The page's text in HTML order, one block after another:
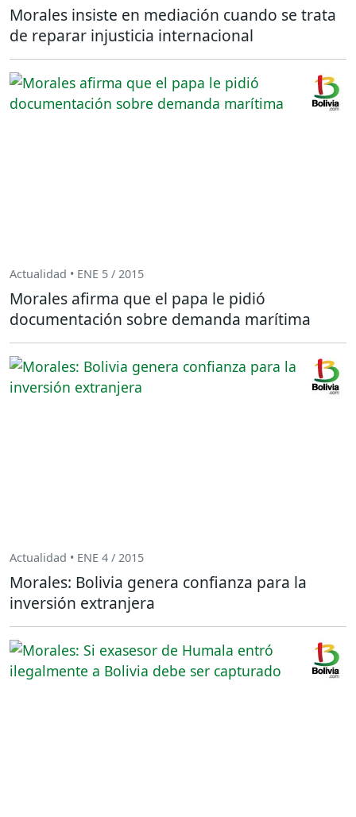
Morales insiste en mediación cuando se trata
de reparar injusticia internacional
Actualidad • ENE 5 / 2015
Morales afirma que el papa le pidió
documentación sobre demanda marítima
Actualidad • ENE 4 / 2015
Morales: Bolivia genera confianza para la
inversión extranjera